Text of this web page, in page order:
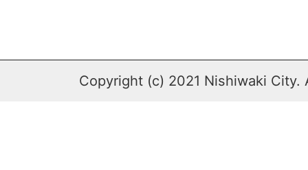
Copyright (c) 2021 Nishiwaki City.